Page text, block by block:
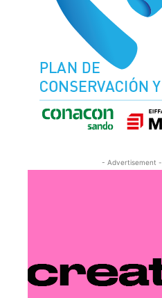
- Advertisement -